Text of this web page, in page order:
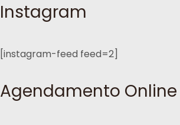
Instagram
[instagram-feed feed=2]
Agendamento Online